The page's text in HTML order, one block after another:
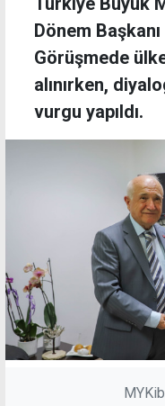
Dönem
Görüşmede
alınırken,
vurgu yapıldı.